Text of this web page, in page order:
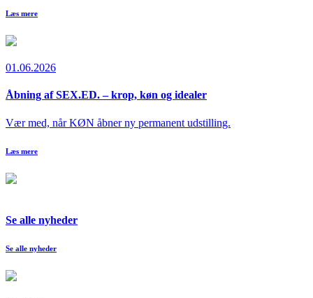
Læs mere
01.06.2026
Åbning af SEX.ED. – krop, køn og idealer
Vær med, når KØN åbner ny permanent udstilling.
Læs mere
Se alle nyheder
Se alle nyheder